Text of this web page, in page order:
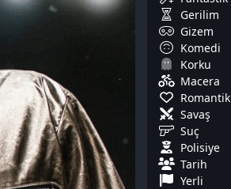
Gerilim
Gizem
Komedi
Korku
Macera
Romantik
Savaş
Suç
Polisiye
Tarih
Yerli